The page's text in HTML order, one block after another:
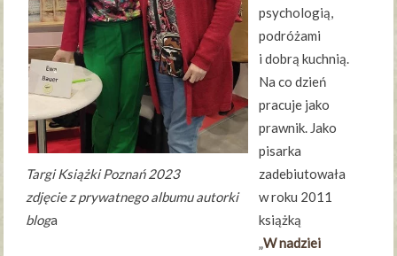
Targi Książki Poznań 2023
zdjęcie z prywatnego albumu autorki
bloga
psychologią,
podróżami
i dobrą kuchnią.
Na co dzień
pracuje jako
prawnik. Jako
pisarka
zadebiutowała
w roku 2011
książką
„W nadziei